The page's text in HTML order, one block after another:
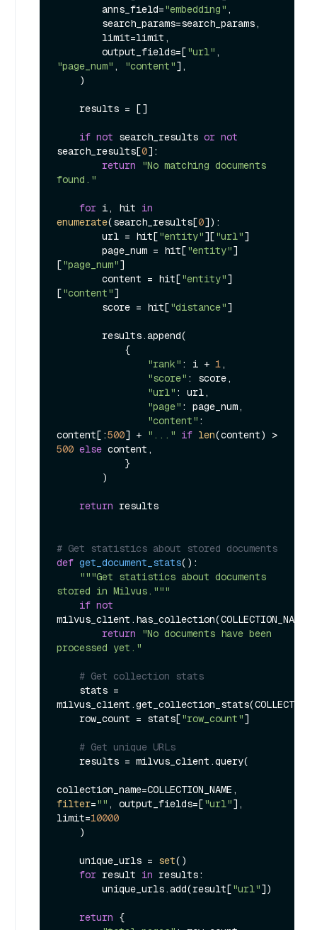
        anns_field=
"embedding" ,
        output_fields=[
"url"
"page_num" , "content"],
if not search_results or not
search_results[0]:
return
"No matching documents
found."
for i, hit in
enumerate(search_results[0]):
        url = hit[
"entity"]["url"]
        page_num = hit[
"entity"]
["page_num"]
        content = hit[
"entity"]
["content"]
        score = hit[
"distance"]
"rank" : i + 1,
"score" : score,
"url" : url,
"page" : page_num,
"content" :
content[:500] + "..." if len
500 else content,
return results
# Get statistics about stored documents
def get_document_stats():
"""Get statistics about documents
stored in Milvus."""
if not
milvus_client.has_collection(COLLECTION_NAME):
return
"No documents have been
processed yet."
# Get collection stats
    row_count = stats[
"row_count"]
# Get unique URLs
filter="" , output_fields=["url"],
limit=10000
    unique_urls =
set()
for result in results:
        unique_urls.add(result[
"url"])
return {